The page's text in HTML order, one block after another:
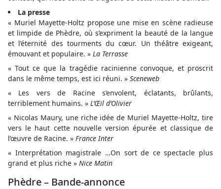
La presse
« Muriel Mayette-Holtz propose une mise en scène radieuse
et limpide de Phèdre, où s’expriment la beauté de la langue
et l’éternité des tourments du cœur. Un théâtre exigeant,
émouvant et populaire. » La Terrasse
« Tout ce que la tragédie racinienne convoque, et proscrit
dans le même temps, est ici réuni. » Sceneweb
« Les vers de Racine s’envolent, éclatants, brûlants,
terriblement humains. » L’Œil d’Olivier
« Nicolas Maury, une riche idée de Muriel Mayette-Holtz, tire
vers le haut cette nouvelle version épurée et classique de
l’œuvre de Racine. » France Inter
« Interprétation magistrale …On sort de ce spectacle plus
grand et plus riche » Nice Matin
Phèdre – Bande-annonce